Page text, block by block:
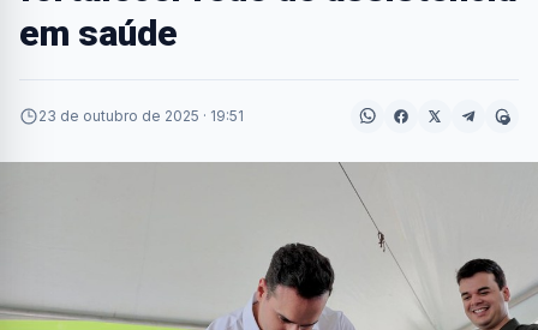
em saúde
23 de outubro de 2025 · 19:51